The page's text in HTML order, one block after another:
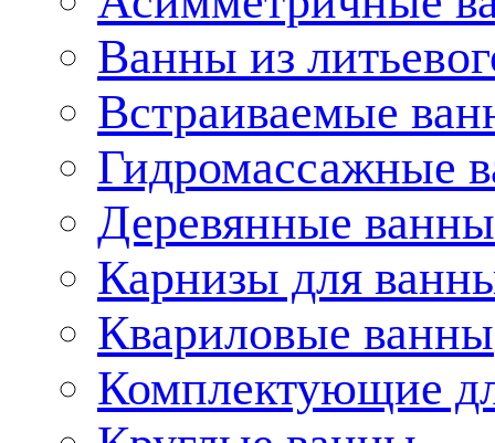
Ванны из
Встраиваемые
Гидромассажные
Деревянные ванны
Карнизы для
Квариловые ванны
Комплектующие